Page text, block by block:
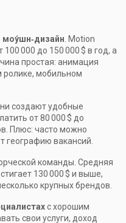
моу́шн‑дизайн . Motion
000 до 150 000 $ в год, а
простая: анимация
мобильном
создают удобные
от 80 000 $ до
Плюс: часто можно
географию вакансий.
команды. Средняя
130 000 $ и выше,
крупных брендов.
с хорошим
свои услуги, доход